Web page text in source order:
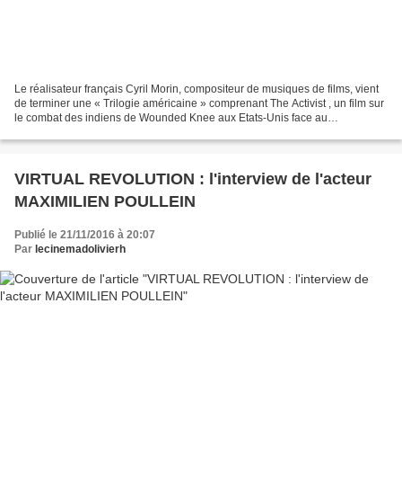
Le réalisateur français Cyril Morin, compositeur de musiques de films, vient
de terminer une « Trilogie américaine » comprenant The Activist , un film sur
le combat des indiens de Wounded Knee aux Etats-Unis face au
VIRTUAL REVOLUTION : l'interview de l'acteur
MAXIMILIEN POULLEIN
Publié le 21/11/2016 à 20:07
Par lecinemadolivierh